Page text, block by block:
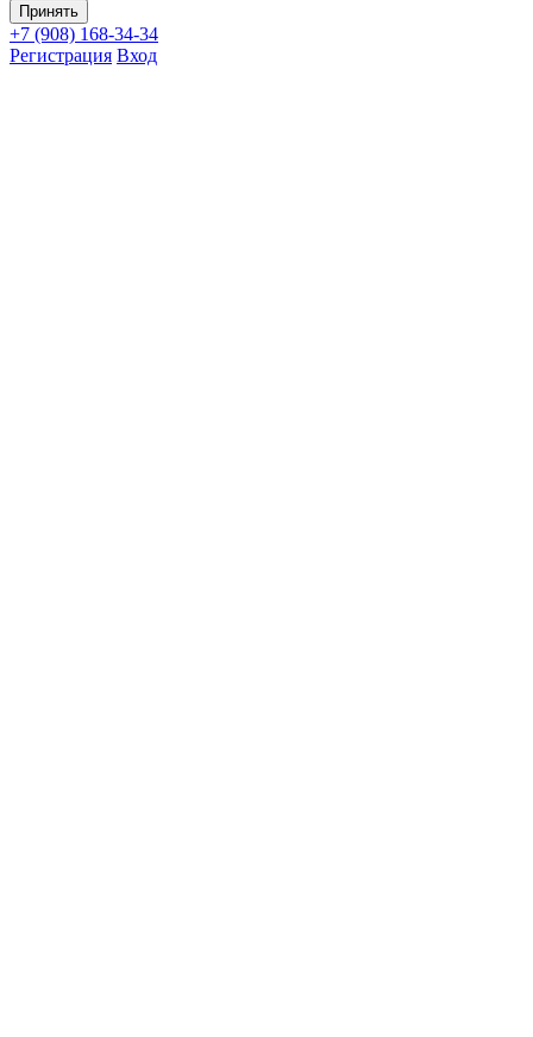
Принять
+7 (908) 168-34-34
Регистрация Вход